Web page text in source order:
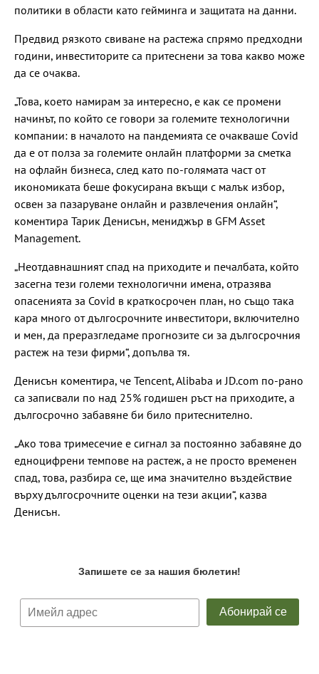
политики в области като гейминга и защитата на данни.
Предвид рязкото свиване на растежа спрямо предходни
години, инвеститорите са притеснени за това какво може
да се очаква.
„Това, което намирам за интересно, е как се промени
начинът, по който се говори за големите технологични
компании: в началото на пандемията се очакваше Covid
да е от полза за големите онлайн платформи за сметка
на офлайн бизнеса, след като по-голямата част от
икономиката беше фокусирана вкъщи с малък избор,
освен за пазаруване онлайн и развлечения онлайн“,
коментира Тарик Денисън, мениджър в GFM Asset
Management.
„Неотдавнашният спад на приходите и печалбата, който
засегна тези големи технологични имена, отразява
опасенията за Covid в краткосрочен план, но също така
кара много от дългосрочните инвеститори, включително
и мен, да преразгледаме прогнозите си за дългосрочния
растеж на тези фирми“, допълва тя.
Денисън коментира, че Tencent, Alibaba и JD.com по-рано
са записвали по над 25% годишен ръст на приходите, а
дългосрочно забавяне би било притеснително.
„Ако това тримесечие е сигнал за постоянно забавяне до
едноцифрени темпове на растеж, а не просто временен
спад, това, разбира се, ще има значително въздействие
върху дългосрочните оценки на тези акции“, казва
Денисън.